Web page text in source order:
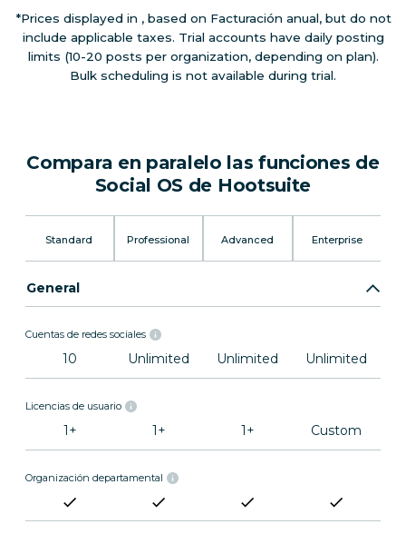
*Prices displayed in , based on Facturación anual, but do not
include applicable taxes. Trial accounts have daily posting
limits (10-20 posts per organization, depending on plan).
Bulk scheduling is not available during trial.
Compara en paralelo las funciones de
Social OS de Hootsuite
Standard Professional Advanced Enterprise
General
Cuentas de redes sociales
10 Unlimited Unlimited Unlimited
Licencias de usuario
1+ 1+ 1+ Custom
Organización departamental